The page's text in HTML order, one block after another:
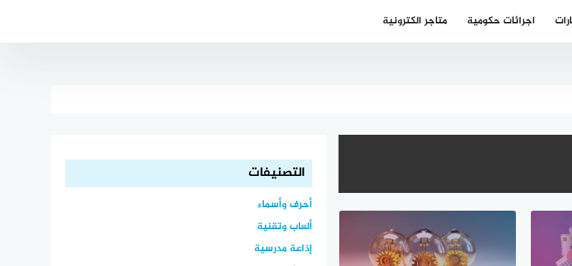
اجرائات حكومية متاجر الكترونية
التصنيفات
أحرف وأسماء
ألعاب وتقنية
إذاعة مدرسية